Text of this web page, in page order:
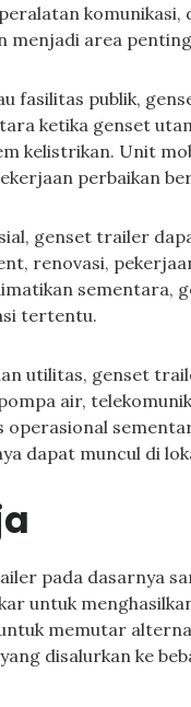
komunikasi,
menjadi area
fasilitas publik,
ketika genset
kelistrikan. Unit
perbaikan
genset trailer
renovasi,
sementara,
tertentu.
utilitas, genset
air,
operasional
dapat muncul di
pada dasarnya
untuk
memutar
disalurkan ke